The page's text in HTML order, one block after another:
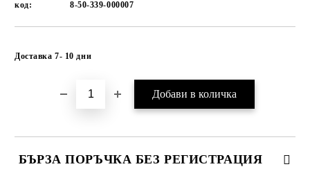
код:
8-50-339-000007
Доставка 7- 10 дни
БЪРЗА ПОРЪЧКА БЕЗ РЕГИСТРАЦИЯ